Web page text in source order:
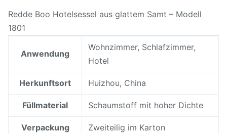
Redde Boo Hotelsessel aus glattem Samt – Modell
1801
Anwendung
Wohnzimmer, Schlafzimmer,
Hotel
Herkunftsort Huizhou, China
Füllmaterial Schaumstoff mit hoher Dichte
Verpackung Zweiteilig im Karton